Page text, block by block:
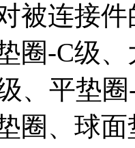
被连接
圈-C级
、平垫
圈、球